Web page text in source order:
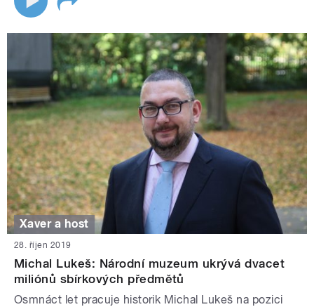
Xaver a host
28. říjen 2019
Michal Lukeš: Národní muzeum ukrývá dvacet
miliónů sbírkových předmětů
Osmnáct let pracuje historik Michal Lukeš na pozici